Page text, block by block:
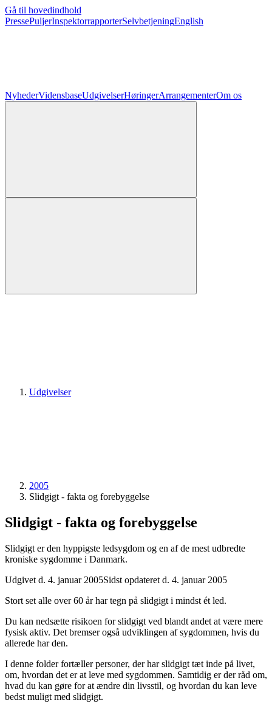
Gå til hovedindhold
PressePuljerInspektorrapporterSelvbetjeningEnglish
NyhederVidensbaseUdgivelserHøringerArrangementerOm os
Udgivelser
2005
Slidgigt - fakta og forebyggelse
Slidgigt - fakta og forebyggelse
Slidgigt er den hyppigste ledsygdom og en af de mest udbredte
kroniske sygdomme i Danmark.
Udgivet d. 4. januar 2005Sidst opdateret d. 4. januar 2005
Stort set alle over 60 år har tegn på slidgigt i mindst ét led.
Du kan nedsætte risikoen for slidgigt ved blandt andet at være mere
fysisk aktiv. Det bremser også udviklingen af sygdommen, hvis du
allerede har den.
I denne folder fortæller personer, der har slidgigt tæt inde på livet,
om, hvordan det er at leve med sygdommen. Samtidig er der råd om,
hvad du kan gøre for at ændre din livsstil, og hvordan du kan leve
bedst muligt med slidgigt.